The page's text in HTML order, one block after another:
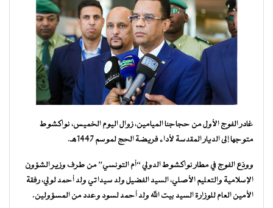
غادر الفوج الأول من حجاجنا الميامين، زوال اليوم الخميس، نواكشوط
متوجها إلى الديار المقدسة لأداء فريضة الحج لموسم 1447هـ.
وودّع الفوج في مطار نواكشوط الدولي “أم التونسي” من طرف وزير الشؤون
الإسلامية والتعليم الأصلي، السيد الفضيل ولد سيداتي ولد أحمد لولي، رفقة
الأمين العام للوزارة السيد بيت الله ولد أحمد لسود وعدد من المسؤولين.